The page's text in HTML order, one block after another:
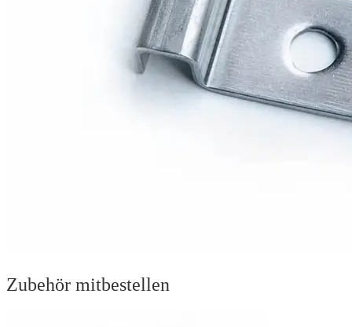
Zubehör mitbestellen